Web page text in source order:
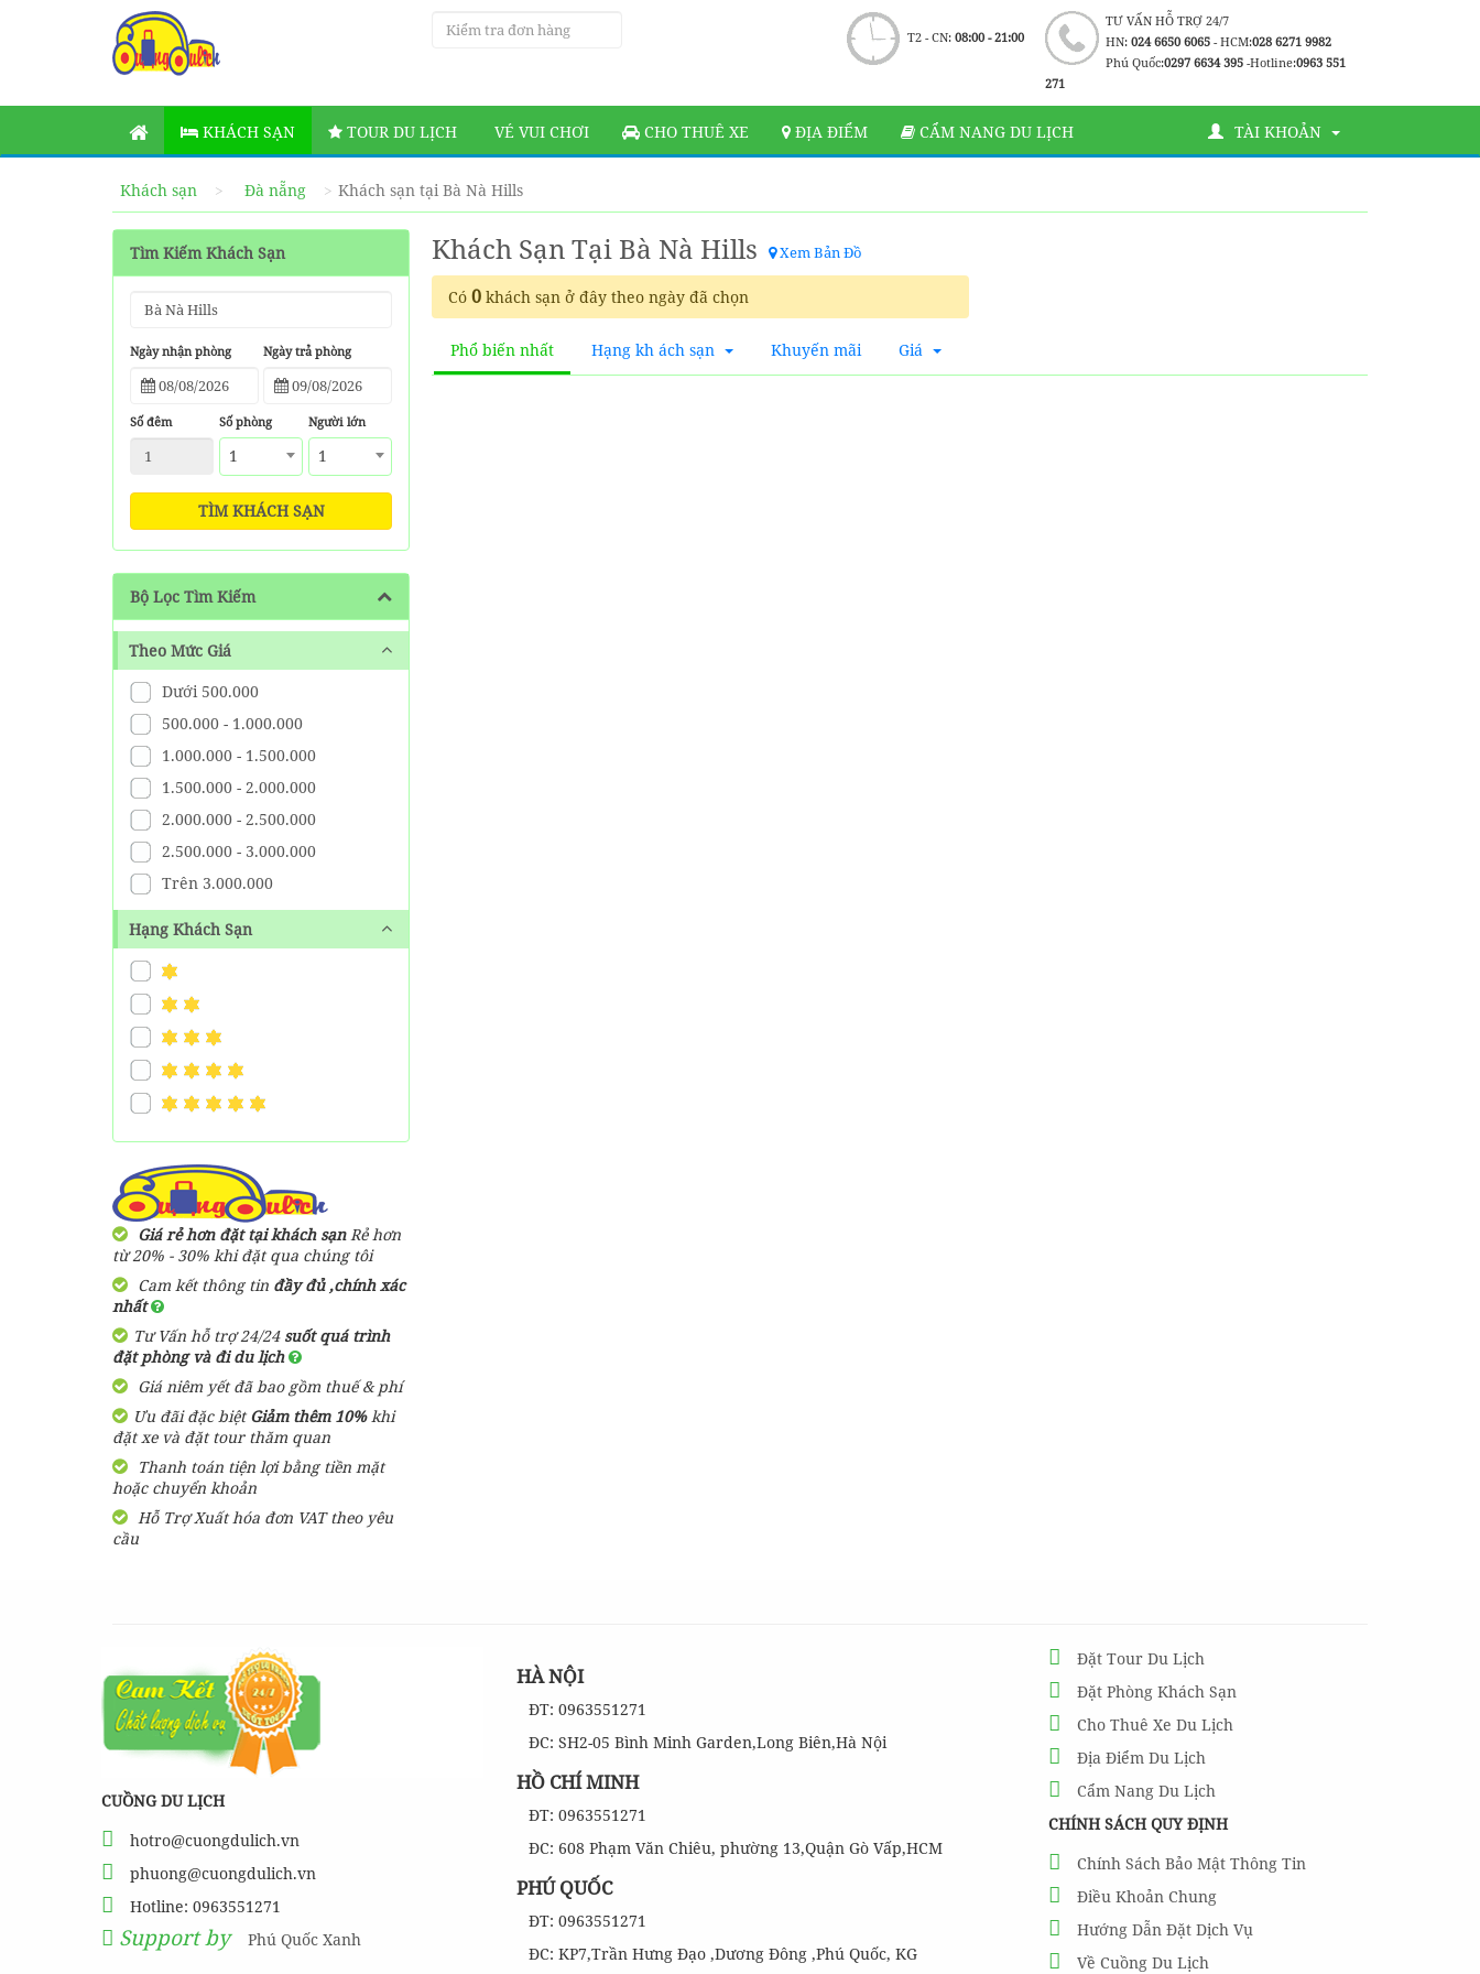
TƯ VẤN HỖ TRỢ 24/7
HN: 024 6650 6065- HCM:028 6271 9982
Phú Quốc:0297 6634 395 -Hotline:0963 551
271
T2 - CN: 08:00 - 21:00
KHÁCH SẠN TOUR DU LỊCH VÉ VUI CHƠI CHO THUÊ XE ĐỊA ĐIỂM CẨM NANG DU LỊCH TÀI KHOẢN
Khách sạn Đà nẵng Khách sạn tại Bà Nà Hills
Tìm Kiếm Khách Sạn
Ngày nhận phòng Ngày trả phòng
Số đêm Số phòng
1
Người lớn
1
TÌM KHÁCH SẠN
Bộ Lọc Tìm Kiếm
Theo Mức Giá
Dưới 500.000
500.000 - 1.000.000
1.000.000 - 1.500.000
1.500.000 - 2.000.000
2.000.000 - 2.500.000
2.500.000 - 3.000.000
Trên 3.000.000
Hạng Khách Sạn
Giá rẻ hơn đặt tại khách sạnRẻ hơn
từ 20% - 30% khi đặt qua chúng tôi
Cam kết thông tin đầy đủ ,chính xác
nhất
Tư Vấn hỗ trợ 24/24 suốt quá trình
đặt phòng và đi du lịch
Giá niêm yết đã bao gồm thuế & phí
Ưu đãi đặc biệtGiảm thêm 10%khi
đặt xe và đặt tour thăm quan
Thanh toán tiện lợi bằng tiền mặt
hoặc chuyển khoản
Hỗ Trợ Xuất hóa đơn VAT theo yêu
cầu
Khách Sạn Tại Bà Nà Hills Xem Bản Đồ
Có 0 khách sạn ở đây theo ngày đã chọn
Phổ biến nhất Hạng kh ách sạn Khuyến mãi Giá
CUỒNG DU LỊCH
hotro@cuongdulich.vn
phuong@cuongdulich.vn
Hotline: 0963551271
Support by Phú Quốc Xanh
HÀ NỘI
ĐT: 0963551271
ĐC: SH2-05 Bình Minh Garden,Long Biên,Hà Nội
HỒ CHÍ MINH
ĐT: 0963551271
ĐC: 608 Phạm Văn Chiêu, phường 13,Quận Gò Vấp,HCM
PHÚ QUỐC
ĐT: 0963551271
ĐC: KP7,Trần Hưng Đạo ,Dương Đông ,Phú Quốc, KG
Đặt Tour Du Lịch
Đặt Phòng Khách Sạn
Cho Thuê Xe Du Lịch
Địa Điểm Du Lịch
Cẩm Nang Du Lịch
CHÍNH SÁCH QUY ĐỊNH
Chính Sách Bảo Mật Thông Tin
Điều Khoản Chung
Hướng Dẫn Đặt Dịch Vụ
Về Cuồng Du Lịch